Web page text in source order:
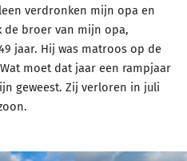
verdronken mijn opa en
de broer van mijn opa,
jaar. Hij was matroos op de
moet dat jaar een rampjaar
geweest. Zij verloren in juli